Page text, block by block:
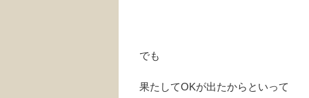
でも
果たしてOKが出たからといって